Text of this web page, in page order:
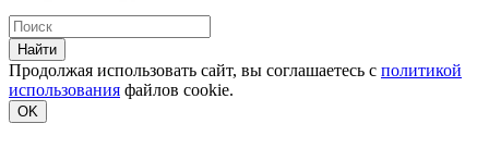
Найти
Продолжая использовать сайт, вы соглашаетесь с политикой
использования файлов cookie.
OK